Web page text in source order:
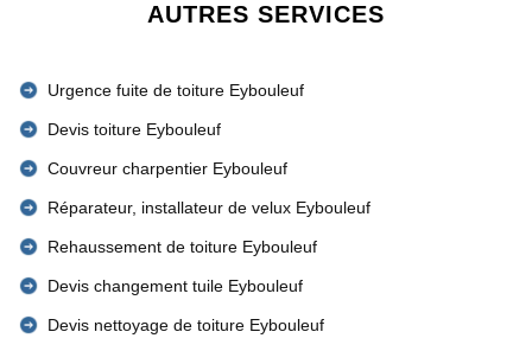
AUTRES SERVICES
Urgence fuite de toiture Eybouleuf
Devis toiture Eybouleuf
Couvreur charpentier Eybouleuf
Réparateur, installateur de velux Eybouleuf
Rehaussement de toiture Eybouleuf
Devis changement tuile Eybouleuf
Devis nettoyage de toiture Eybouleuf